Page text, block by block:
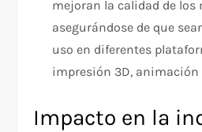
mejoran la calidad de los
asegurándose de que
uso en diferentes
impresión 3D, animación
Impacto en la